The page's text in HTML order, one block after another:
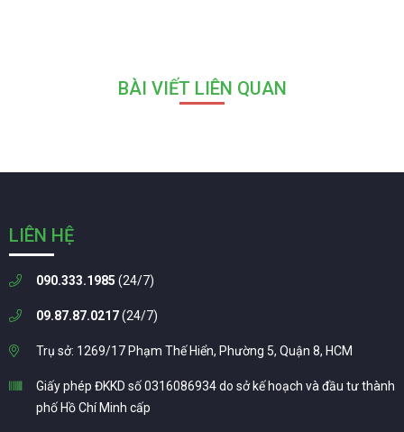
BÀI VIẾT LIÊN QUAN
LIÊN HỆ
090.333.1985 (24/7)
09.87.87.0217(24/7)
Trụ sở: 1269/17 Phạm Thế Hiển, Phường 5, Quận 8, HCM
Giấy phép ĐKKD số 0316086934 do sở kế hoạch và đầu tư thành
phố Hồ Chí Minh cấp